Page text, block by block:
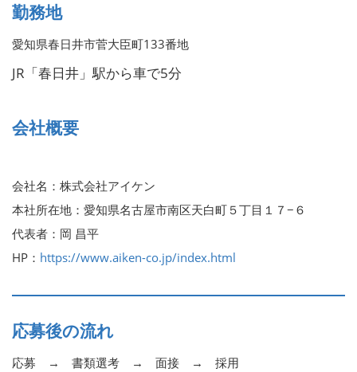
勤務地
愛知県春日井市菅大臣町133番地
JR「春日井」駅から車で5分
会社概要
会社名：株式会社アイケン
本社所在地：愛知県名古屋市南区天白町５丁目１７−６
代表者：岡 昌平
HP： https://www.aiken-co.jp/index.html
応募後の流れ
応募 → 書類選考 → 面接 → 採用